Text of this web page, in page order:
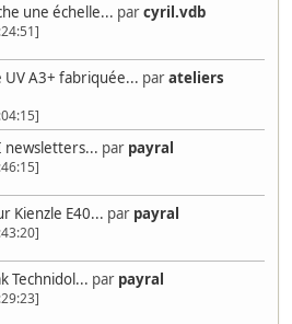
une échelle... parcyril.vdb
UV A3+ fabriquée... parateliers
newsletters... par payral
Kienzle E40... par payral
Technidol... par payral